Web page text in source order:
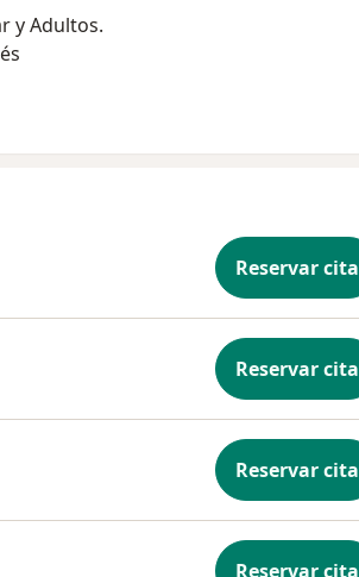
y Adultos.
Reservar cita
Reservar cita
Reservar cita
Reservar cita